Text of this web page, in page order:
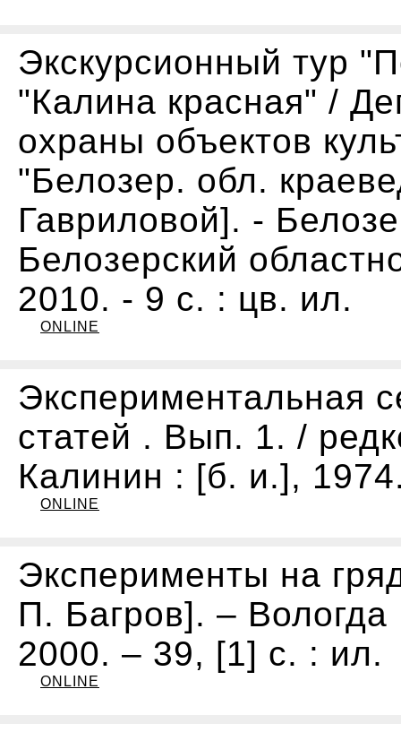
Экскурсионный тур
"Калина красная" /
охраны объектов
"Белозер. обл.
Гавриловой]. -
Белозерский
2010. - 9 с. : цв. ил.
ONLINE
Экспериментальная
статей . Вып. 1. /
Калинин : [б. и.],
ONLINE
Эксперименты на
П. Багров]. –
2000. – 39, [1] с. : ил.
ONLINE